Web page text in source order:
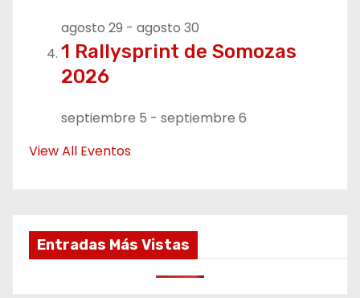
agosto 29 - agosto 30
1 Rallysprint de Somozas
2026
septiembre 5 - septiembre 6
View All Eventos
Entradas Más Vistas